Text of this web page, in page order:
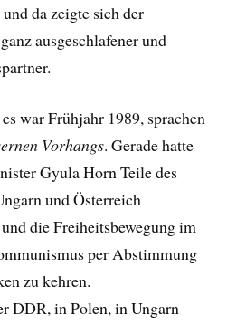
da zeigte sich der
ausgeschlafener und
war Frühjahr 1989, sprachen
Vorhangs. Gerade hatte
Gyula Horn Teile des
und Österreich
die Freiheitsbewegung im
per Abstimmung
zu kehren.
DDR, in Polen, in Ungarn